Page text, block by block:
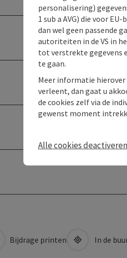
Bijdrage printen In de
personalisering)
1 sub a AVG) die voor
dan wel geen passende
autoriteiten in de VS in
tot verstrekte gegevens
te gaan.
Meer informatie
verleent, dan gaat u
de cookies zelf via de
gewenst moment
Alle cookies deactiveren